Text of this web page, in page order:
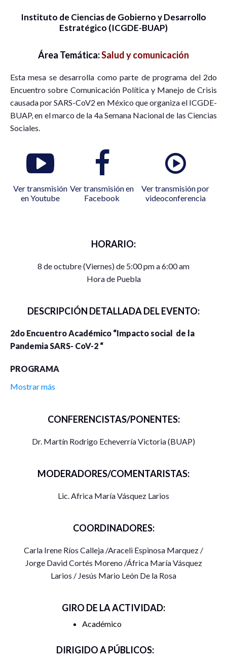
Instituto de Ciencias de Gobierno y Desarrollo
Estratégico (ICGDE-BUAP)
Área Temática:Salud y comunicación
Esta mesa se desarrolla como parte de programa del 2do
Encuentro sobre Comunicación Política y Manejo de Crisis
causada por SARS-CoV2 en México que organiza el ICGDE-
BUAP, en el marco de la 4a Semana Nacional de las Ciencias
Sociales.
Ver transmisión
en Youtube
Ver transmisión en
Facebook
Ver transmisión por
videoconferencia
HORARIO:
8 de octubre (Viernes) de 5:00 pm a 6:00 am
Hora de Puebla
DESCRIPCIÓN DETALLADA DEL EVENTO:
2do Encuentro Académico “Impacto social de la
Pandemia SARS- CoV-2 “
PROGRAMA
10:00 a.m
Dr. Francisco José Rodríguez Escobedo ,Director
DesarrolloEstratégico(ICGDE)
12:00 p.m Mesa de Reflexión 1: Covid y Desarrollo
de los Casos de México y los Estados Unidos en Julio de
Gutiérrez Ochoa
Mostrar más
CONFERENCISTAS/PONENTES:
Dr. Martín Rodrigo Echeverría Victoria (BUAP)
MODERADORES/COMENTARISTAS:
Lic. Africa María Vásquez Larios
COORDINADORES:
Carla Irene Ríos Calleja /Araceli Espinosa Marquez /
Jorge David Cortés Moreno /África María Vásquez
Larios / Jesús Mario León De la Rosa
GIRO DE LA ACTIVIDAD:
Académico
DIRIGIDO A PÚBLICOS: